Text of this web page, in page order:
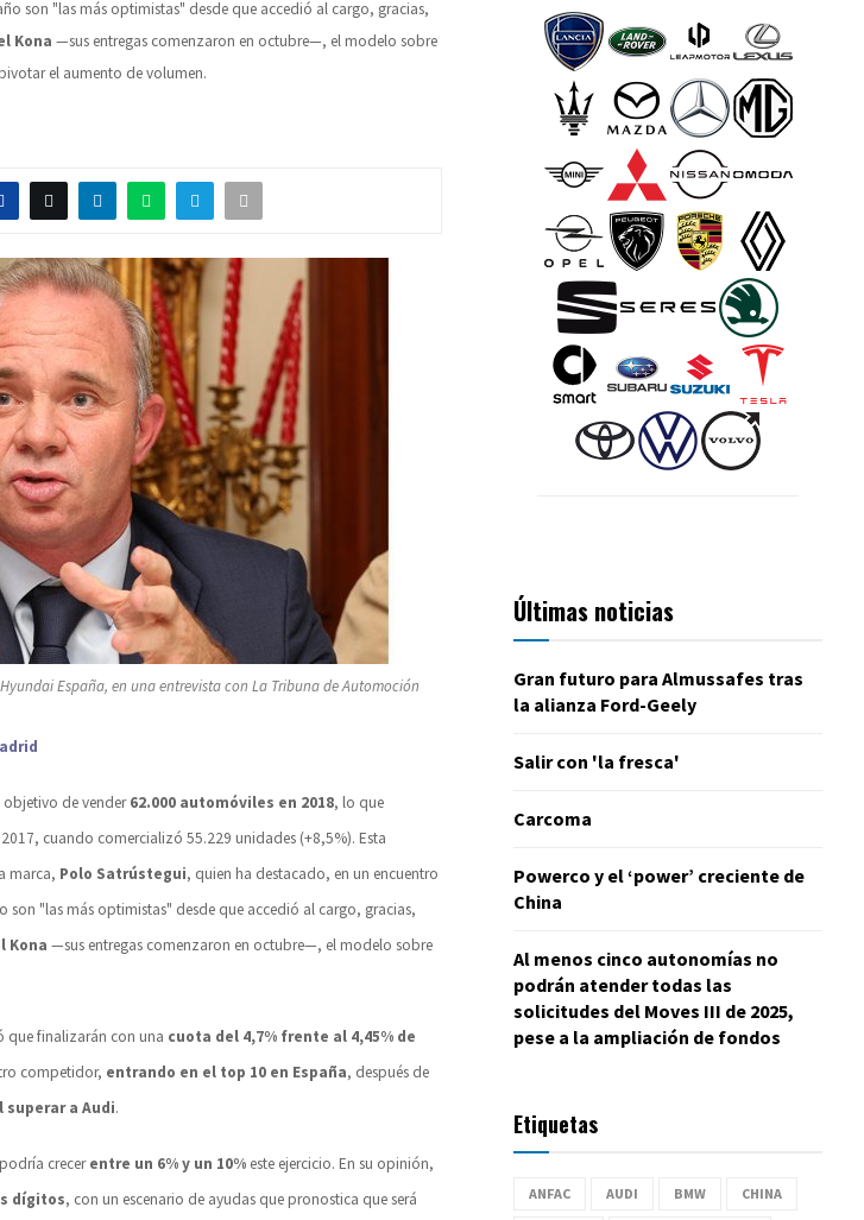
son "las más optimistas" desde que accedió al cargo, gracias,
Kona —sus entregas comenzaron en octubre—, el modelo sobre
el aumento de volumen.
España, en una entrevista con La Tribuna de Automoción
objetivo de vender62.000 automóviles en 2018, lo que
cuando comercializó 55.229 unidades (+8,5%). Esta
marca, Polo Satrústegui, quien ha destacado, en un encuentro
son "las más optimistas" desde que accedió al cargo, gracias,
Kona —sus entregas comenzaron en octubre—, el modelo sobre
que finalizarán con una cuota del 4,7% frente al 4,45% de
competidor, entrando en el top 10 en España, después de
superar a Audi.
podría crecerentre un 6% y un 10% este ejercicio. En su opinión,
dígitos, con un escenario de ayudas que pronostica que será
Últimas noticias
Gran futuro para Almussafes tras
la alianza Ford-Geely
Salir con 'la fresca'
Carcoma
Powerco y el ‘power’ creciente de
China
Al menos cinco autonomías no
podrán atender todas las
solicitudes del Moves III de 2025,
pese a la ampliación de fondos
Etiquetas
ANFAC AUDI BMW CHINA